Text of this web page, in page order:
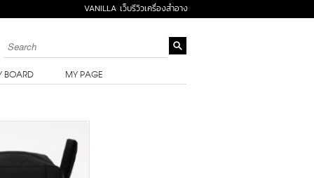
VANILLA เว็บรีวิวเครื่องสำอาง
BOARD MY PAGE